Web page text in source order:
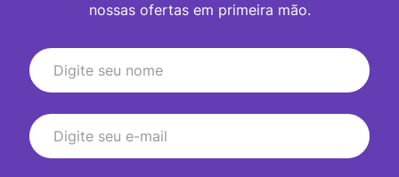
nossas ofertas em primeira mão.